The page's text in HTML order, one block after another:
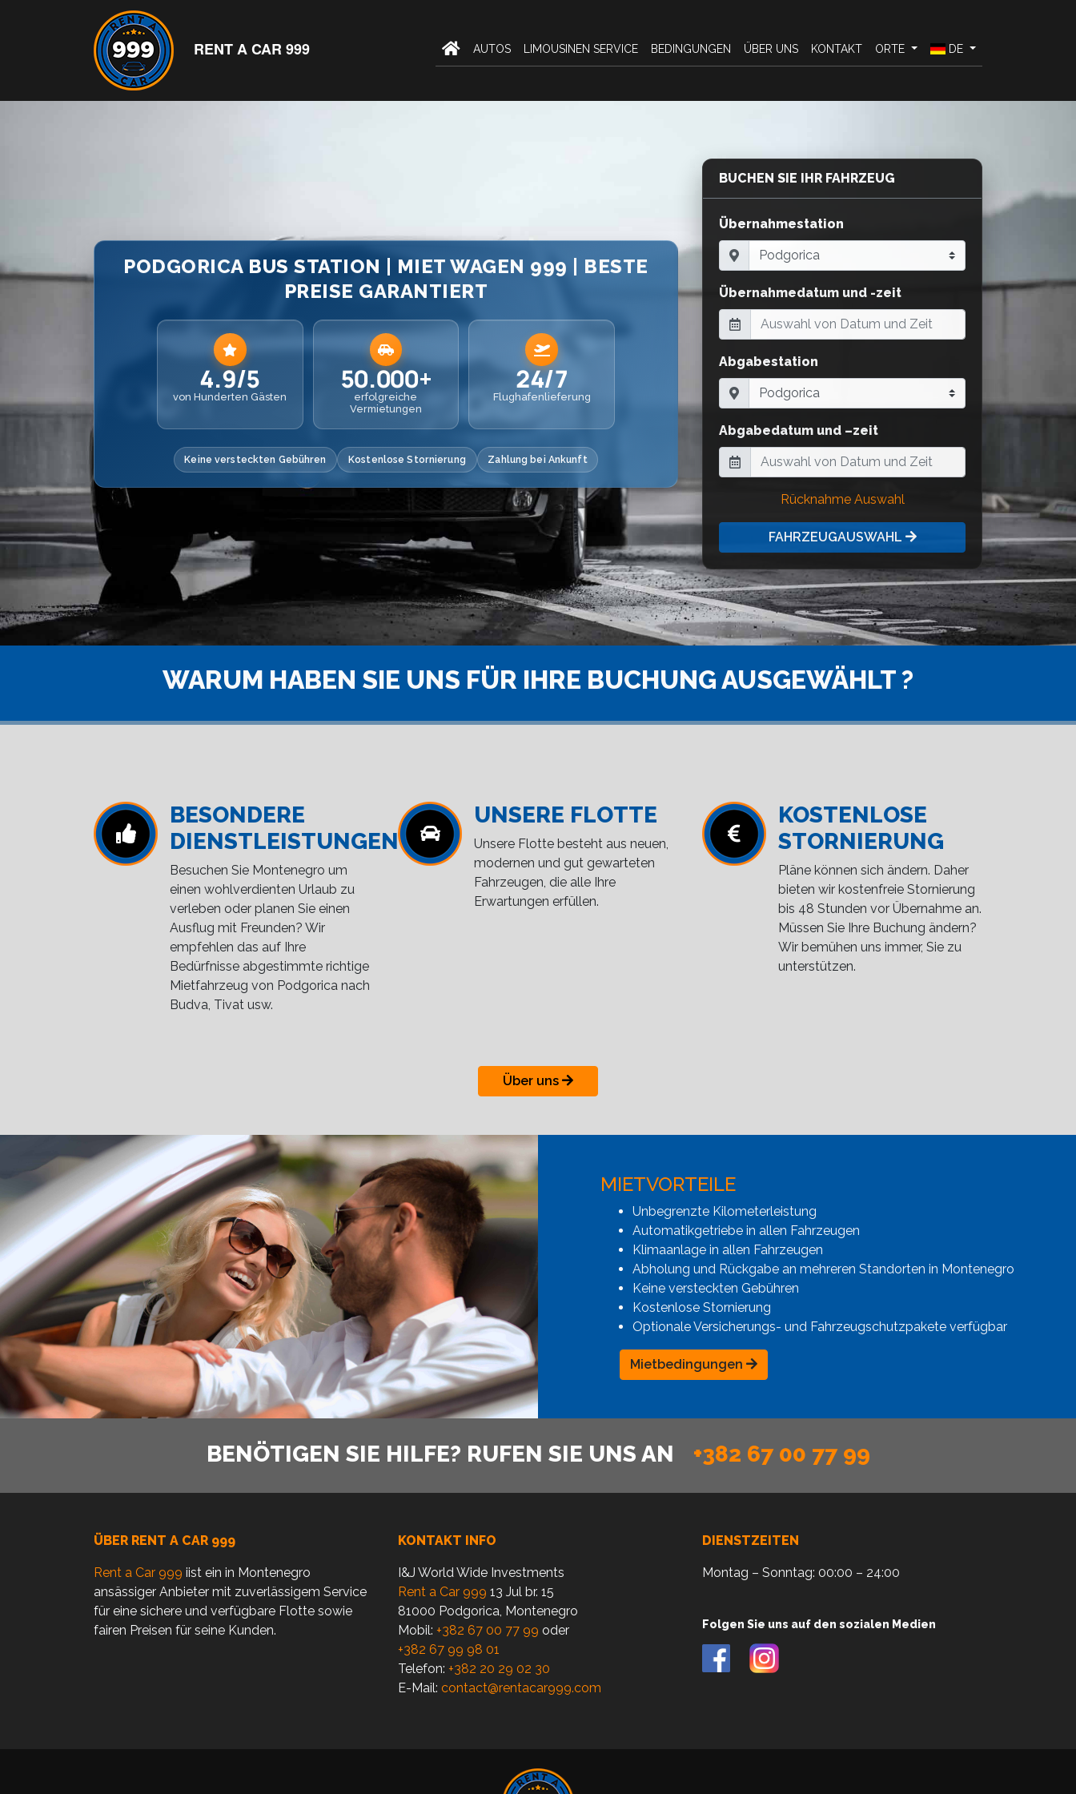
RENT A CAR 999 AUTOS LIMOUSINEN SERVICE BEDINGUNGEN ÜBER UNS KONTAKT ORTE DE
PODGORICA BUS STATION | MIET WAGEN 999 | BESTE
PREISE GARANTIERT
4.9/5
von Hunderten Gästen
50.000+
erfolgreiche
Vermietungen
24/7
Flughafenlieferung
Keine versteckten Gebühren Kostenlose Stornierung Zahlung bei Ankunft
BUCHEN SIE IHR FAHRZEUG
Übernahmestation
Übernahmedatum und -zeit
Abgabestation
Abgabedatum und –zeit
Rücknahme Auswahl
FAHRZEUGAUSWAHL
WARUM HABEN SIE UNS FÜR IHRE BUCHUNG AUSGEWÄHLT ?
BESONDERE
DIENSTLEISTUNGEN
Besuchen Sie Montenegro um
einen wohlverdienten Urlaub zu
verleben oder planen Sie einen
Ausflug mit Freunden? Wir
empfehlen das auf Ihre
Bedürfnisse abgestimmte richtige
Mietfahrzeug von Podgorica nach
Budva, Tivat usw.
UNSERE FLOTTE
Unsere Flotte besteht aus neuen,
modernen und gut gewarteten
Fahrzeugen, die alle Ihre
Erwartungen erfüllen.
KOSTENLOSE
STORNIERUNG
Pläne können sich ändern. Daher
bieten wir kostenfreie Stornierung
bis 48 Stunden vor Übernahme an.
Müssen Sie Ihre Buchung ändern?
Wir bemühen uns immer, Sie zu
unterstützen.
Über uns
MIETVORTEILE
Unbegrenzte Kilometerleistung
Automatikgetriebe in allen Fahrzeugen
Klimaanlage in allen Fahrzeugen
Abholung und Rückgabe an mehreren Standorten in Montenegro
Keine versteckten Gebühren
Kostenlose Stornierung
Optionale Versicherungs- und Fahrzeugschutzpakete verfügbar
Mietbedingungen
BENÖTIGEN SIE HILFE? RUFEN SIE UNS AN +382 67 00 77 99
ÜBER RENT A CAR 999
Rent a Car 999 iist ein in Montenegro
ansässiger Anbieter mit zuverlässigem Service
für eine sichere und verfügbare Flotte sowie
fairen Preisen für seine Kunden.
KONTAKT INFO
I&J World Wide Investments
Rent a Car 999 13 Jul br. 15
81000 Podgorica, Montenegro
Mobil: +382 67 00 77 99 oder
+382 67 99 98 01
Telefon: +382 20 29 02 30
E-Mail: contact@rentacar999.com
DIENSTZEITEN
Montag – Sonntag: 00:00 – 24:00
Folgen Sie uns auf den sozialen Medien